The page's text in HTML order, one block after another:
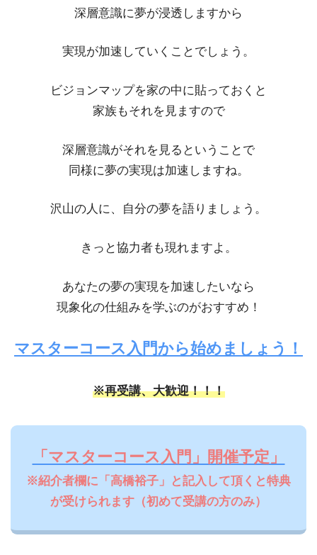
深層意識に夢が浸透しますから
実現が加速していくことでしょう。
ビジョンマップを家の中に貼っておくと
家族もそれを見ますので
深層意識がそれを見るということで
同様に夢の実現は加速しますね。
沢山の人に、自分の夢を語りましょう。
きっと協力者も現れますよ。
あなたの夢の実現を加速したいなら
現象化の仕組みを学ぶのがおすすめ！
マスターコース入門から始めましょう！
※再受講、大歓迎！！！
「マスターコース入門」開催予定」
※紹介者欄に「高橋裕子」と記入して頂くと特典
が受けられます（初めて受講の方のみ）